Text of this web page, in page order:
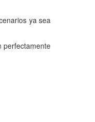
ya sea
perfectamente